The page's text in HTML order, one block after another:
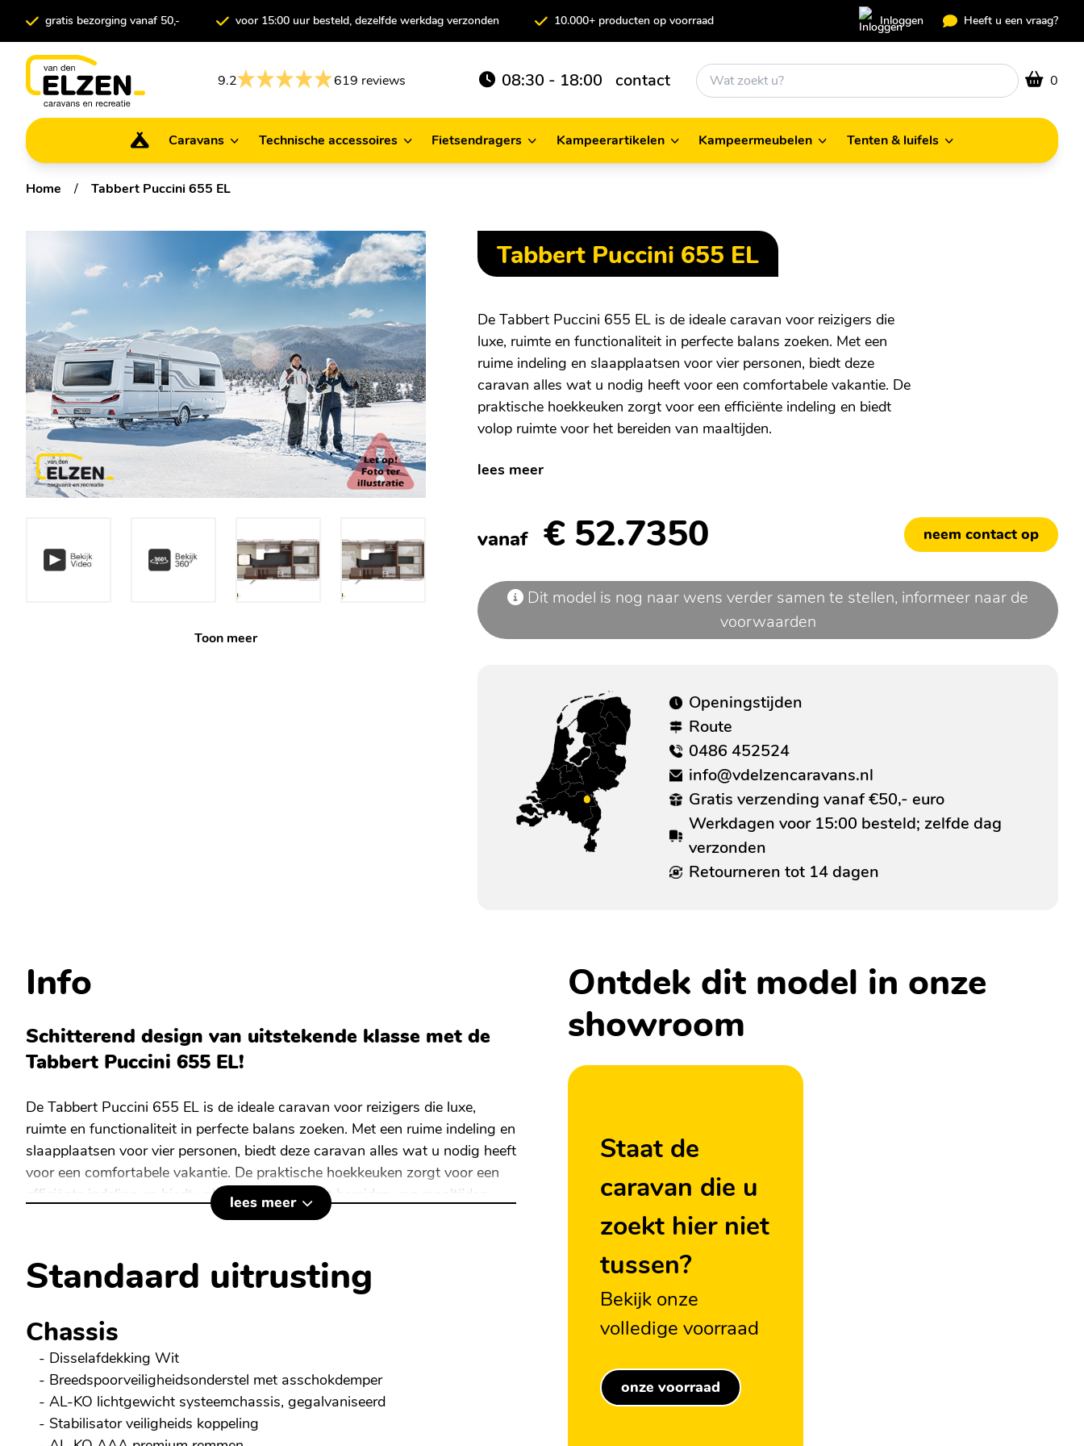
gratis bezorging vanaf 50,- voor 15:00 uur besteld, dezelfde werkdag verzonden 10.000+ producten op voorraad Inloggen Heeft u een vraag?
9.2 619 reviews 08:30 - 18:00 contact 0
Caravans
Technische accessoires
Fietsendragers
Kampeerartikelen
Kampeermeubelen
Tenten & luifels
Home / Tabbert Puccini 655 EL
Toon meer
Tabbert Puccini 655 EL
De Tabbert Puccini 655 EL is de ideale caravan voor reizigers die
luxe, ruimte en functionaliteit in perfecte balans zoeken. Met een
ruime indeling en slaapplaatsen voor vier personen, biedt deze
caravan alles wat u nodig heeft voor een comfortabele vakantie. De
praktische hoekkeuken zorgt voor een efficiënte indeling en biedt
volop ruimte voor het bereiden van maaltijden.
lees meer
vanaf € 52.7350 neem contact op
Dit model is nog naar wens verder samen te stellen, informeer naar de
voorwaarden
Openingstijden
Route
0486 452524
info@vdelzencaravans.nl
Gratis verzending vanaf €50,- euro
Werkdagen voor 15:00 besteld; zelfde dag
verzonden
Retourneren tot 14 dagen
Info
Schitterend design van uitstekende klasse met de
Tabbert Puccini 655 EL!
De Tabbert Puccini 655 EL is de ideale caravan voor reizigers die luxe,
ruimte en functionaliteit in perfecte balans zoeken. Met een ruime indeling en
slaapplaatsen voor vier personen, biedt deze caravan alles wat u nodig heeft
voor een comfortabele vakantie. De praktische hoekkeuken zorgt voor een
efficiënte indeling en biedt volop ruimte voor het bereiden van maaltijden.
Technisch toelaatbaar totaalgewicht:2.200 kg
Laadvermogen:
Dankzij deze specificaties kunt u al uw benodigdheden meenemen en heeft
u nog steeds voldoende laadvermogen voor extra bagage.
Comfortabele slaapplekken
lees meer
Standaard uitrusting
Chassis
- Disselafdekking Wit
- Breedspoorveiligheidsonderstel met asschokdemper
- AL-KO lichtgewicht systeemchassis, gegalvaniseerd
- Stabilisator veiligheids koppeling
Ontdek dit model in onze
showroom
Staat de
caravan die u
zoekt hier niet
tussen?
Bekijk onze
volledige voorraad
onze voorraad